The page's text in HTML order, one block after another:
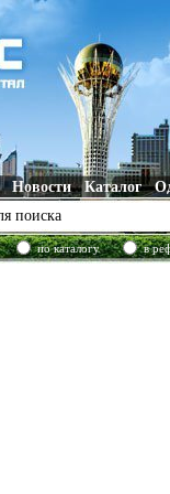
Новости Каталог
по каталогу в